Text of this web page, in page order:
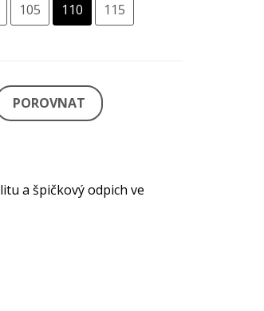
105 110
115
POROVNAT
a špičkový odpich ve